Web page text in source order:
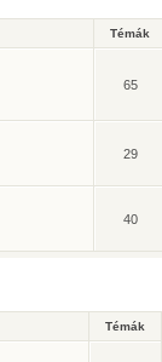
Témák
65
29
40
Témák